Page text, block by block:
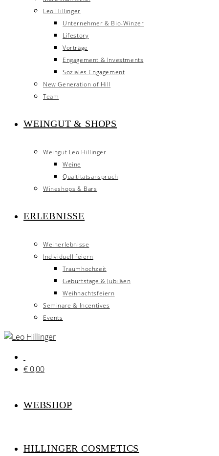
Leo Hillinger
Unternehmer & Bio-Winzer
Lifestory
Vorträge
Engagement & Investments
Soziales Engagement
New Generation of Hill
Team
WEINGUT & SHOPS
Weingut Leo Hillinger
Weine
Qualtitätsanspruch
Wineshops & Bars
ERLEBNISSE
Weinerlebnisse
Individuell feiern
Traumhochzeit
Geburtstage & Jubiläen
Weihnachtsfeiern
Seminare & Incentives
Events
€ 0,00
WEBSHOP
HILLINGER COSMETICS